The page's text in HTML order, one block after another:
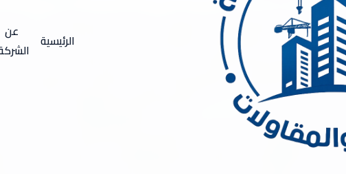
الرئيسية
عن
مبانى بالرياض 053333179 صيانة دهانات وبلاط شركة صيانة مبانى بالرياض .. أهلا بكم في شركة
العربيــة السـعودية وزيـادة الإهتمـام بالبنيـة التحتيـة والرتكيـز علـى
الضخمــة وخاصــة مشــاريع الميــاه والصــرف الصحــي وتصريــف الســيول
الحديثــة المتطــورة والمســتعملة في تنفيــذ مشــاريع البنيـة التحتيـة.
وأسعار منافسة اعمال البناء عظم بالمواد أو شغل يد بدون مواد مصنعيه
– بلاط – سيراميك – حجر – رخام ننفذ كافة انواع التشطيبات –
المساعدة التي تجعلك تحصل على أعمال مختلفة ومتميزة جدًا من حيث
الذين يقومون بجميع الاعمال باحترافية مهما بلغت شدتها، حيث يتم تنفيذ